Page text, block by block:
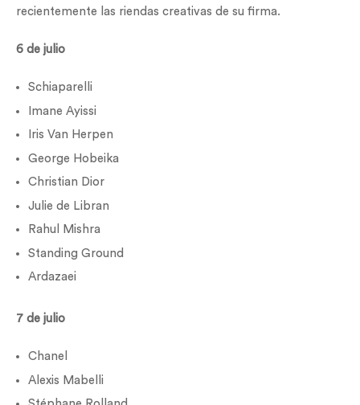
recientemente las riendas creativas de su firma.
6 de julio
Schiaparelli
Imane Ayissi
Iris Van Herpen
George Hobeika
Christian Dior
Julie de Libran
Rahul Mishra
Standing Ground
Ardazaei
7 de julio
Chanel
Alexis Mabelli